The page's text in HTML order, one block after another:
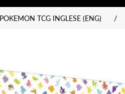
POKEMON TCG INGLESE (ENG) /